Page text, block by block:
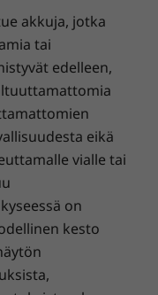
ja
koet näytön
16:10-
kuvan, kun
myös
tuttu laaja
Audio™
tuotosta
voit katsoa
mahdollisten
päivittämällä
On-site Serviceen.
kannettavan
akkuja, jotka
tai
edelleen,
eikä
vialle tai
on
kesto